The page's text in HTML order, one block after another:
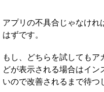
アプリの不具合じゃなけれ
はずです。
もし、どちらを試しても
どが表示される場合はイン
いので改善されるまで待つ